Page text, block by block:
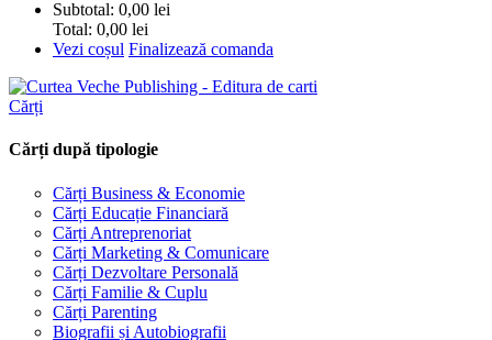
Subtotal: 0,00 lei
Total: 0,00 lei
Vezi coșul Finalizează comanda
Cărți
Cărți după tipologie
Cărți Business & Economie
Cărți Educație Financiară
Cărți Antreprenoriat
Cărți Marketing & Comunicare
Cărți Dezvoltare Personală
Cărți Familie & Cuplu
Cărți Parenting
Biografii și Autobiografii